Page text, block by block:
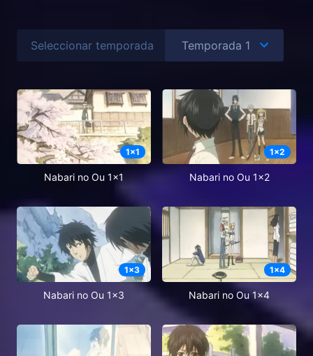
Seleccionar temporada
1x1
Nabari no Ou 1x1
1x2
Nabari no Ou 1x2
1x3
Nabari no Ou 1x3
1x4
Nabari no Ou 1x4